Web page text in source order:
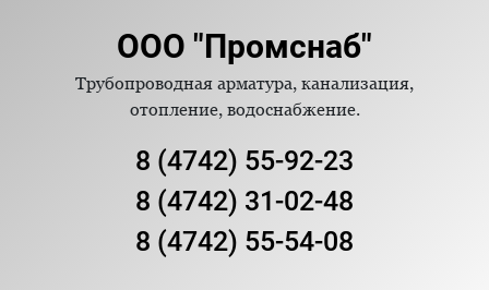
ООО "Промснаб"
Трубопроводная арматура, канализация,
отопление, водоснабжение.
8 (4742) 55-92-23
8 (4742) 31-02-48
8 (4742) 55-54-08